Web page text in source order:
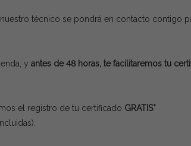
técnico se pondrá en contacto contigo
y antes de 48 horas, te facilitaremos tu
el registro de tu certificado GRATIS*